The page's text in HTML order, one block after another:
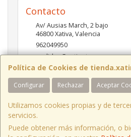
Política de Cookies de
Configurar Rechazar Aceptar
Utilizamos cookies propias y de
servicios.
Puede obtener más información, o
Contacto
Av/ Ausias March, 2 bajo
46800Xativa,Valencia
962049950
pedidos@xatinet.com
Horario
9-13:30 16:30-19:30